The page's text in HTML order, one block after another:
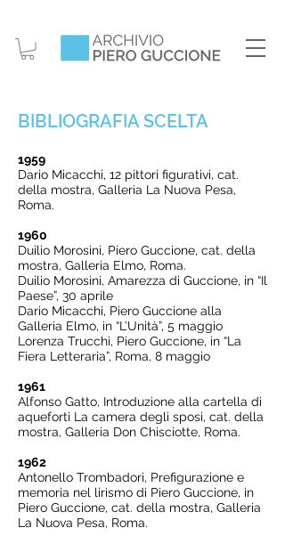
BIBLIOGRAFIA SCELTA
1959
Dario Micacchi, 12 pittori figurativi, cat.
della mostra, Galleria La Nuova Pesa,
Roma.
1960
Duilio Morosini, Piero Guccione, cat. della
mostra, Galleria Elmo, Roma.
Duilio Morosini, Amarezza di Guccione, in “Il
Paese”, 30 aprile
Dario Micacchi, Piero Guccione alla
Galleria Elmo, in “L’Unità”, 5 maggio
Lorenza Trucchi, Piero Guccione, in “La
Fiera Letteraria”, Roma, 8 maggio
1961
Alfonso Gatto, Introduzione alla cartella di
aqueforti La camera degli sposi, cat. della
mostra, Galleria Don Chisciotte, Roma.
1962
Antonello Trombadori, Prefigurazione e
memoria nel lirismo di Piero Guccione, in
Piero Guccione, cat. della mostra, Galleria
La Nuova Pesa, Roma.